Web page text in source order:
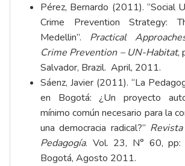
Pérez, Bernardo (2011). “Social
Crime Prevention Strategy:
Medellin”. Practical
Crime Prevention – UN-Habitat,
Salvador, Brazil. April, 2011.
Sáenz, Javier (2011). “La
en Bogotá: ¿Un proyecto
mínimo común necesario para la
una democracia radical?”
Pedagogía. Vol. 23, N° 60,
Bogotá, Agosto 2011.